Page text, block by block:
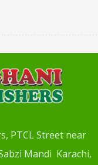
PTCL Street near
Mandi Karachi,